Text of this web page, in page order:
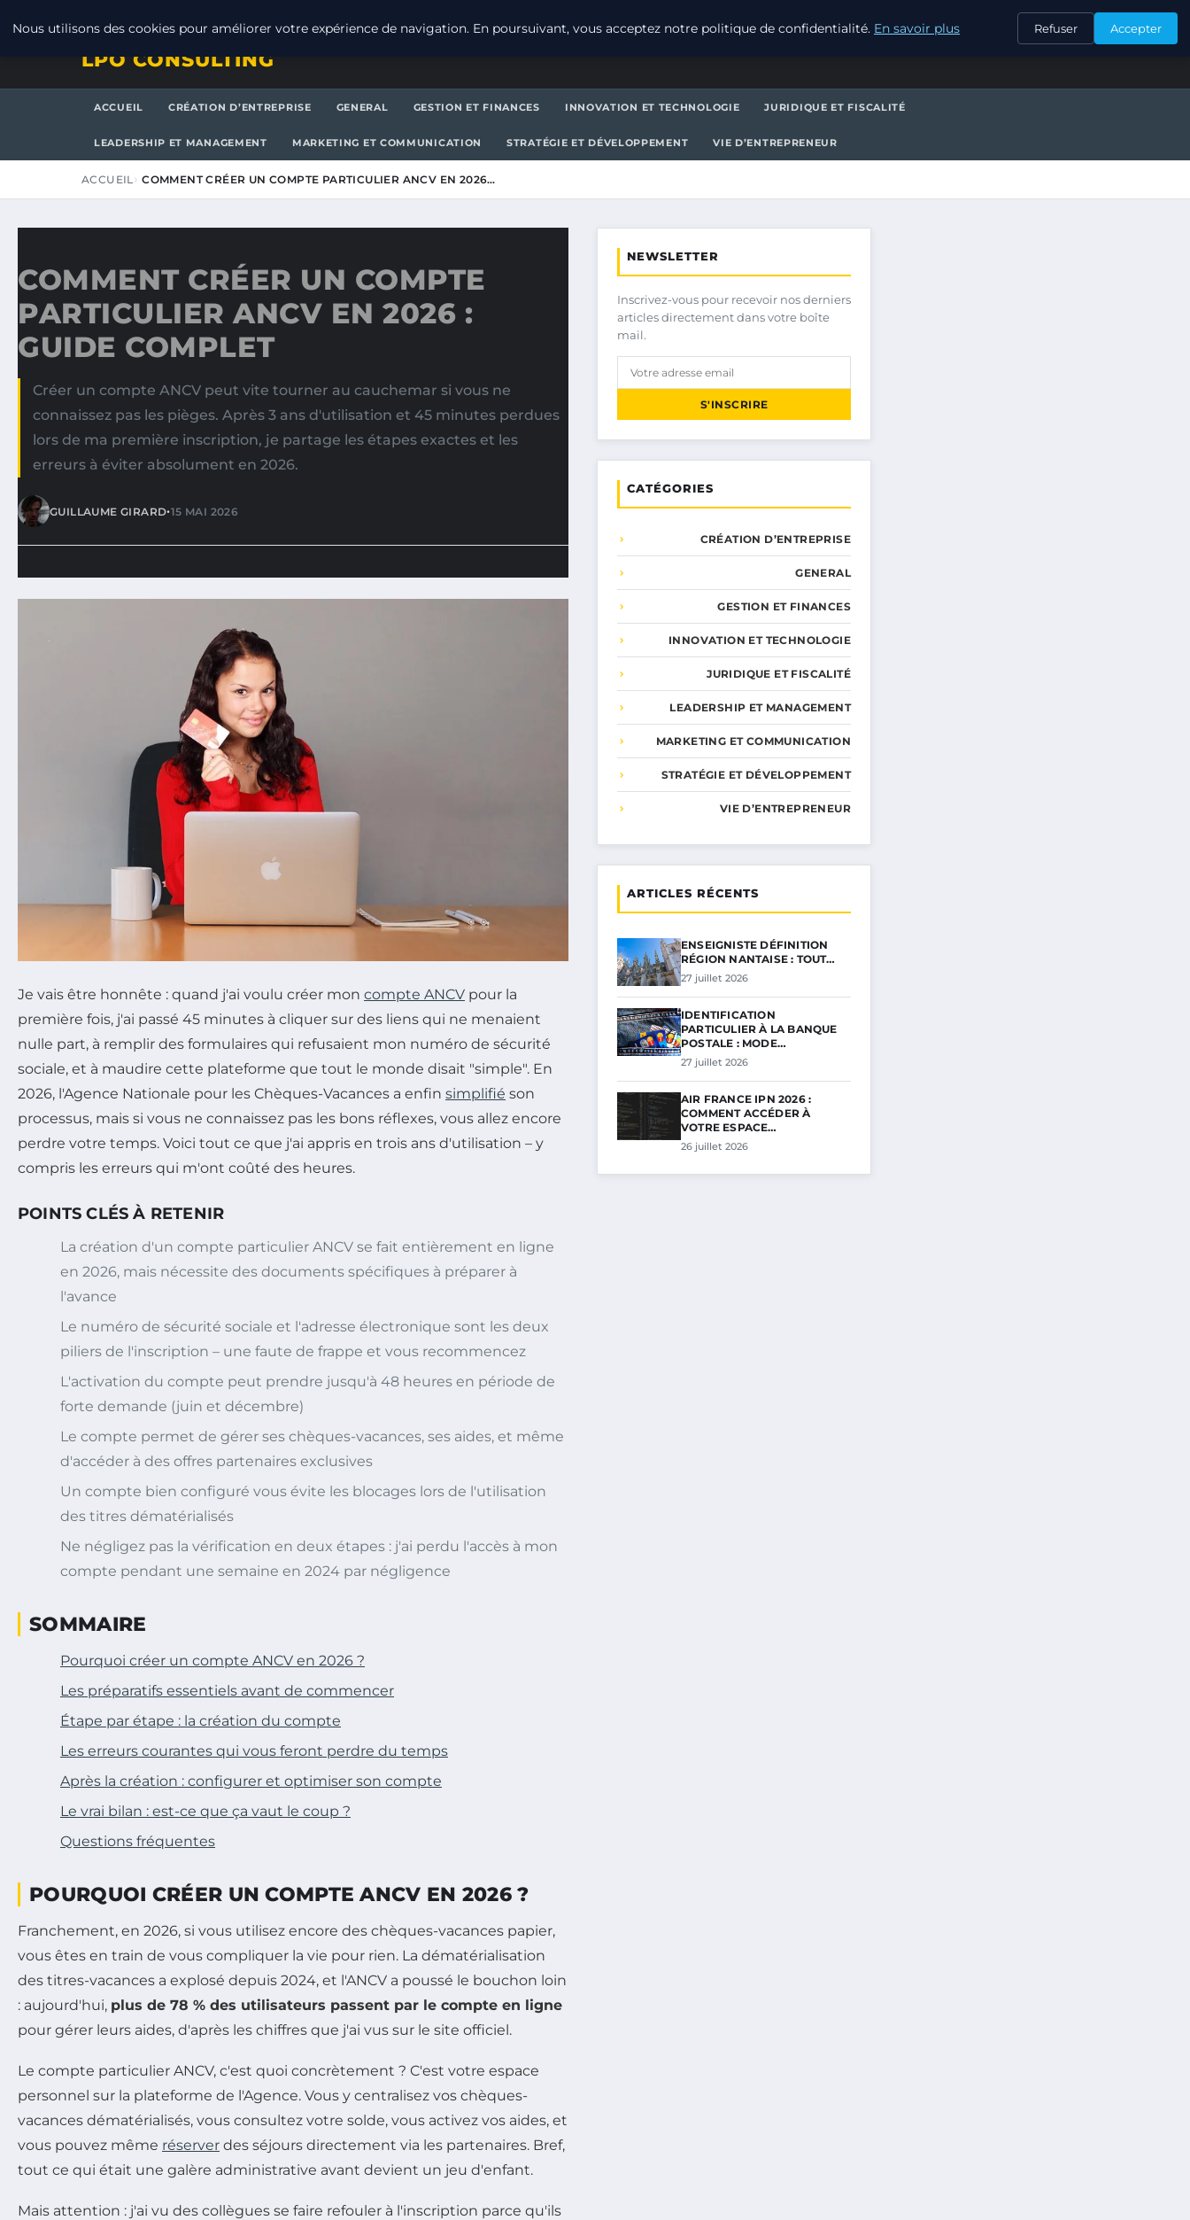
CONTACT
LPO CONSULTING
ACCUEIL CRÉATION D’ENTREPRISE GENERAL GESTION ET FINANCES INNOVATION ET TECHNOLOGIE JURIDIQUE ET FISCALITÉ
LEADERSHIP ET MANAGEMENT MARKETING ET COMMUNICATION STRATÉGIE ET DÉVELOPPEMENT VIE D’ENTREPRENEUR
ACCUEIL COMMENT CRÉER UN COMPTE PARTICULIER ANCV EN 2026…
COMMENT CRÉER UN COMPTE
PARTICULIER ANCV EN 2026 :
GUIDE COMPLET
Créer un compte ANCV peut vite tourner au cauchemar si vous ne
connaissez pas les pièges. Après 3 ans d'utilisation et 45 minutes perdues
lors de ma première inscription, je partage les étapes exactes et les
erreurs à éviter absolument en 2026.
GUILLAUME GIRARD•15 MAI 2026
Je vais être honnête : quand j'ai voulu créer mon compte ANCV pour la
première fois, j'ai passé 45 minutes à cliquer sur des liens qui ne menaient
nulle part, à remplir des formulaires qui refusaient mon numéro de sécurité
sociale, et à maudire cette plateforme que tout le monde disait "simple". En
2026, l'Agence Nationale pour les Chèques-Vacances a enfin simplifié son
processus, mais si vous ne connaissez pas les bons réflexes, vous allez encore
perdre votre temps. Voici tout ce que j'ai appris en trois ans d'utilisation – y
compris les erreurs qui m'ont coûté des heures.
POINTS CLÉS À RETENIR
La création d'un compte particulier ANCV se fait entièrement en ligne
en 2026, mais nécessite des documents spécifiques à préparer à
l'avance
Le numéro de sécurité sociale et l'adresse électronique sont les deux
piliers de l'inscription – une faute de frappe et vous recommencez
L'activation du compte peut prendre jusqu'à 48 heures en période de
forte demande (juin et décembre)
Le compte permet de gérer ses chèques-vacances, ses aides, et même
d'accéder à des offres partenaires exclusives
Un compte bien configuré vous évite les blocages lors de l'utilisation
des titres dématérialisés
Ne négligez pas la vérification en deux étapes : j'ai perdu l'accès à mon
compte pendant une semaine en 2024 par négligence
SOMMAIRE
Pourquoi créer un compte ANCV en 2026 ?
Les préparatifs essentiels avant de commencer
Étape par étape : la création du compte
Les erreurs courantes qui vous feront perdre du temps
Après la création : configurer et optimiser son compte
Le vrai bilan : est-ce que ça vaut le coup ?
Questions fréquentes
POURQUOI CRÉER UN COMPTE ANCV EN 2026 ?
Franchement, en 2026, si vous utilisez encore des chèques-vacances papier,
vous êtes en train de vous compliquer la vie pour rien. La dématérialisation
des titres-vacances a explosé depuis 2024, et l'ANCV a poussé le bouchon loin
: aujourd'hui, plus de 78 % des utilisateurs passent par le compte en ligne
pour gérer leurs aides, d'après les chiffres que j'ai vus sur le site officiel.
Le compte particulier ANCV, c'est quoi concrètement ? C'est votre espace
personnel sur la plateforme de l'Agence. Vous y centralisez vos chèques-
vacances dématérialisés, vous consultez votre solde, vous activez vos aides, et
vous pouvez même réserver des séjours directement via les partenaires. Bref,
tout ce qui était une galère administrative avant devient un jeu d'enfant.
Mais attention : j'ai vu des collègues se faire refouler à l'inscription parce qu'ils
NEWSLETTER
Inscrivez-vous pour recevoir nos derniers
articles directement dans votre boîte
mail.
S'INSCRIRE
CATÉGORIES
CRÉATION D’ENTREPRISE
GENERAL
GESTION ET FINANCES
INNOVATION ET TECHNOLOGIE
JURIDIQUE ET FISCALITÉ
LEADERSHIP ET MANAGEMENT
MARKETING ET COMMUNICATION
STRATÉGIE ET DÉVELOPPEMENT
VIE D’ENTREPRENEUR
ARTICLES RÉCENTS
ENSEIGNISTE DÉFINITION
RÉGION NANTAISE : TOUT…
27 juillet 2026
IDENTIFICATION
PARTICULIER À LA BANQUE
POSTALE : MODE…
27 juillet 2026
AIR FRANCE IPN 2026 :
COMMENT ACCÉDER À
VOTRE ESPACE…
26 juillet 2026
Nous utilisons des cookies pour améliorer votre expérience de navigation. En poursuivant, vous acceptez notre politique de confidentialité. En savoir plus Refuser Accepter